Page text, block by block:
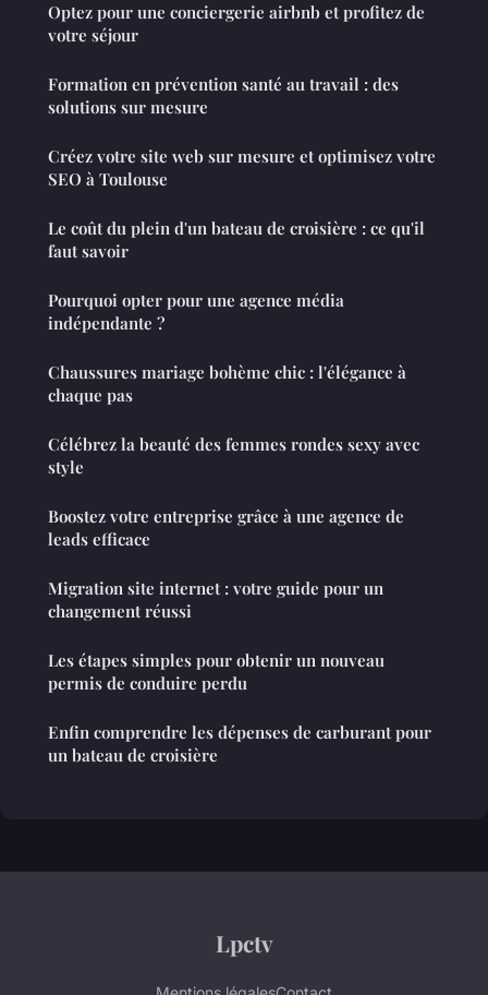
Optez pour une conciergerie airbnb et profitez de
votre séjour
Formation en prévention santé au travail : des
solutions sur mesure
Créez votre site web sur mesure et optimisez votre
SEO à Toulouse
Le coût du plein d'un bateau de croisière : ce qu'il
faut savoir
Pourquoi opter pour une agence média
indépendante ?
Chaussures mariage bohème chic : l'élégance à
chaque pas
Célébrez la beauté des femmes rondes sexy avec
style
Boostez votre entreprise grâce à une agence de
leads efficace
Migration site internet : votre guide pour un
changement réussi
Les étapes simples pour obtenir un nouveau
permis de conduire perdu
Enfin comprendre les dépenses de carburant pour
un bateau de croisière
Lpctv